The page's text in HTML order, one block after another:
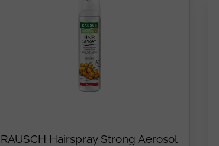
RAUSCH Hairspray Strong Aerosol